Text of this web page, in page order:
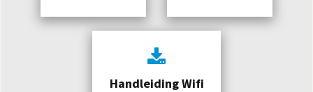
Handleiding Wifi